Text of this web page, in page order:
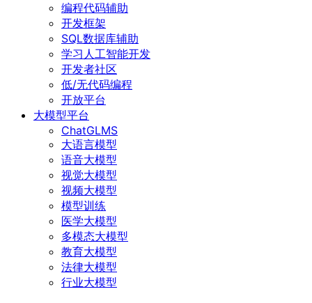
编程代码辅助
开发框架
SQL数据库辅助
学习人工智能开发
开发者社区
低/无代码编程
开放平台
大模型平台
ChatGLMS
大语言模型
语音大模型
视觉大模型
视频大模型
模型训练
医学大模型
多模态大模型
教育大模型
法律大模型
行业大模型